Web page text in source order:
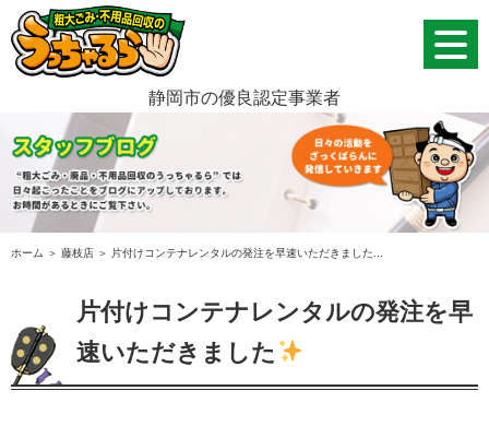
静岡市の優良認定事業者
ホーム ＞ 藤枝店 ＞ 片付けコンテナレンタルの発注を早速いただきました...
片付けコンテナレンタルの発注を早
速いただきました